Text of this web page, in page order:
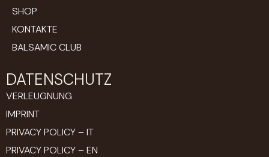
SHOP
KONTAKTE
BALSAMIC CLUB
DATENSCHUTZ
VERLEUGNUNG
IMPRINT
PRIVACY POLICY – IT
PRIVACY POLICY – EN